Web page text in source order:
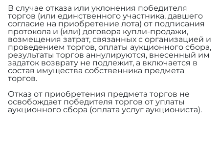
В случае отказа или уклонения победителя
торгов (или единственного участника, давшего
согласие на приобретение лота) от подписания
протокола и (или) договора купли-продажи,
возмещения затрат, связанных с организацией и
проведением торгов, оплаты аукционного сбора,
результаты торгов аннулируются, внесенный им
задаток возврату не подлежит, а включается в
состав имущества собственника предмета
торгов.
Отказ от приобретения предмета торгов не
освобождает победителя торгов от уплаты
аукционного сбора (оплата услуг аукциониста).